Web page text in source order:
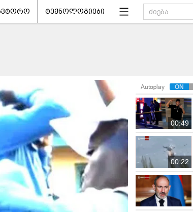
ტექნოლოგიები
Autoplay
00:49
00:22